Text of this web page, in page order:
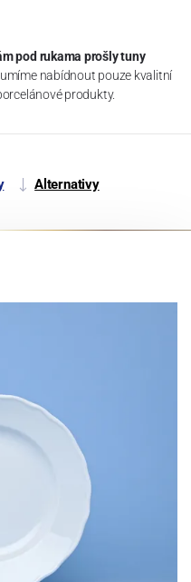
pod rukama prošly tuny
umíme nabídnout pouze kvalitní
produkty.
Alternativy